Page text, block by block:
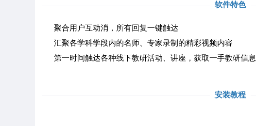
软件特色
聚合用户互动消，所有回复一键触达
汇聚各学科学段内的名师、专家录制的精彩视频内容
第一时间触达各种线下教研活动、讲座，获取一手教研信息
安装教程